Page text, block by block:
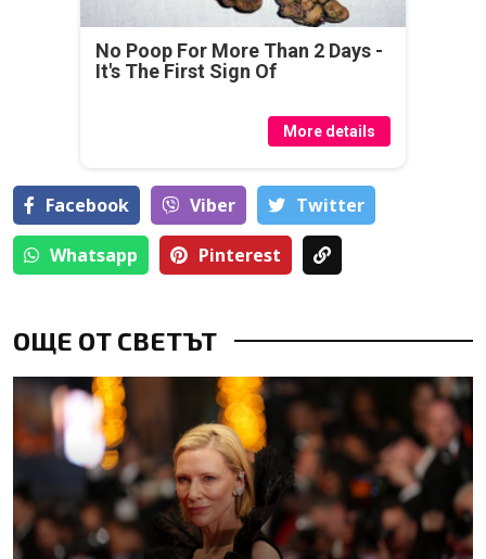
No Poop For More Than 2 Days -
It's The First Sign Of
More details
Facebook Viber Тwitter
Whatsapp Pinterest
ОЩЕ ОТ СВЕТЪТ